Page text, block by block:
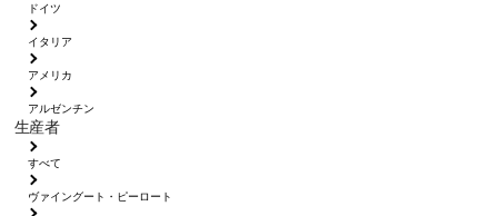
ドイツ
イタリア
アメリカ
アルゼンチン
生産者
すべて
ヴァイングート・ピーロート